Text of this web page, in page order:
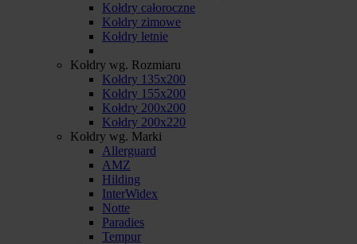
Kołdry całoroczne
Kołdry zimowe
Kołdry letnie
Kołdry wg. Rozmiaru
Kołdry 135x200
Kołdry 155x200
Kołdry 200x200
Kołdry 200x220
Kołdry wg. Marki
Allerguard
AMZ
Hilding
InterWidex
Notte
Paradies
Tempur